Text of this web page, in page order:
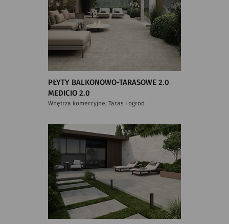
PŁYTY BALKONOWO-TARASOWE 2.0
MEDICIO 2.0
Wnętrza komercyjne, Taras i ogród